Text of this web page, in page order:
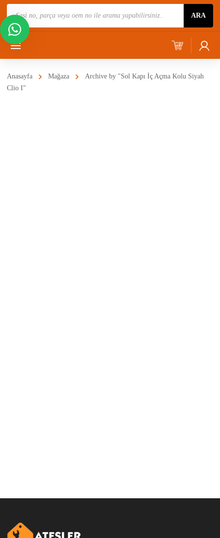
Ara
ARA
Anasayfa Mağaza
Archive by "Sol Kapı İç Açma Kolu Siyah
Clio I"